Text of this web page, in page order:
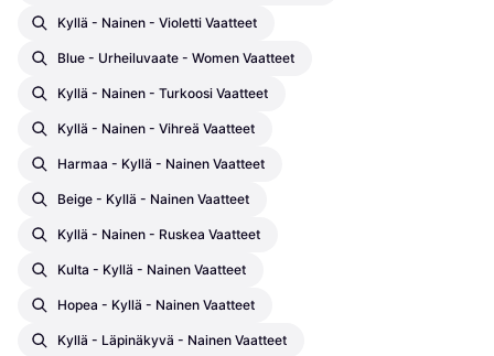
Kyllä - Nainen - Violetti Vaatteet
Blue - Urheiluvaate - Women Vaatteet
Kyllä - Nainen - Turkoosi Vaatteet
Kyllä - Nainen - Vihreä Vaatteet
Harmaa - Kyllä - Nainen Vaatteet
Beige - Kyllä - Nainen Vaatteet
Kyllä - Nainen - Ruskea Vaatteet
Kulta - Kyllä - Nainen Vaatteet
Hopea - Kyllä - Nainen Vaatteet
Kyllä - Läpinäkyvä - Nainen Vaatteet